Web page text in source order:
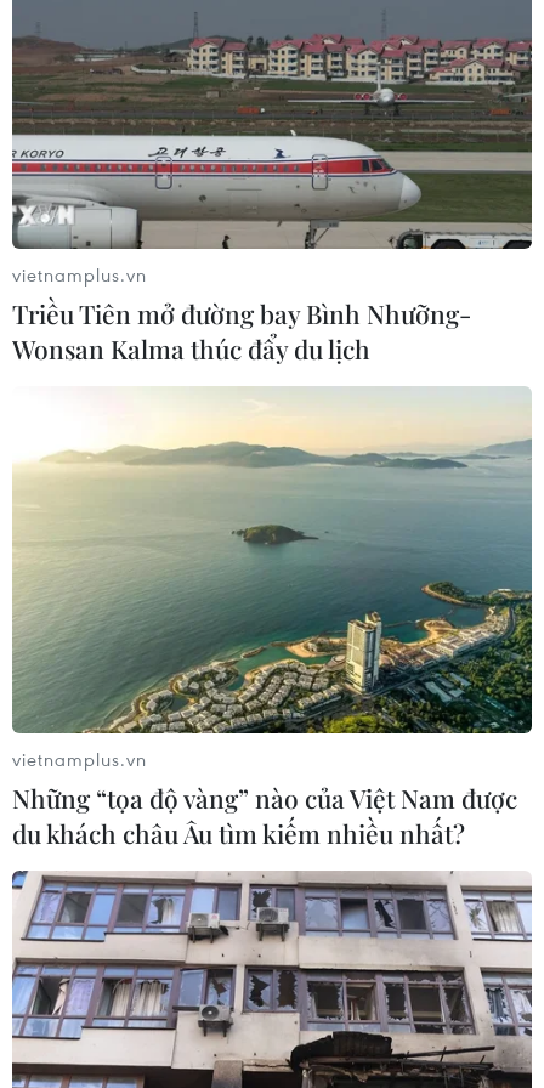
Phong Việt: Những nỗi niềm về tình yêu và
cuộc sống trong tập thơ mới
Đúng hẹn với độc giả, năm nay nhà thơ Phong Việt lại
ra mắt tập thơ mới vào dịp cuối năm như để lắng đọng
cảm xúc và nhìn lại chặng đường đã qua của bản thân
mình.
vietnamplus.vn
Triều Tiên mở đường bay Bình Nhưỡng-
Wonsan Kalma thúc đẩy du lịch
vietnamplus.vn
Những “tọa độ vàng” nào của Việt Nam được
du khách châu Âu tìm kiếm nhiều nhất?